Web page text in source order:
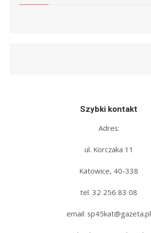
Szybki kontakt
Adres:
ul. Korczaka 11
Katowice, 40-338
tel. 32 256 83 08‬
email: sp45kat@gazeta.pl